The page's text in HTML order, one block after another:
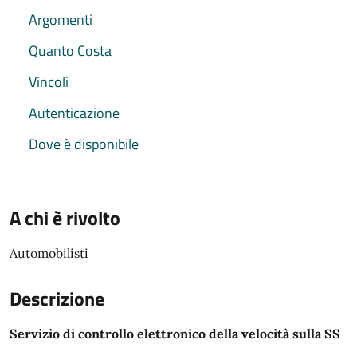
Argomenti
Quanto Costa
Vincoli
Autenticazione
Dove è disponibile
A chi è rivolto
Automobilisti
Descrizione
Servizio di controllo elettronico della velocità sulla SS